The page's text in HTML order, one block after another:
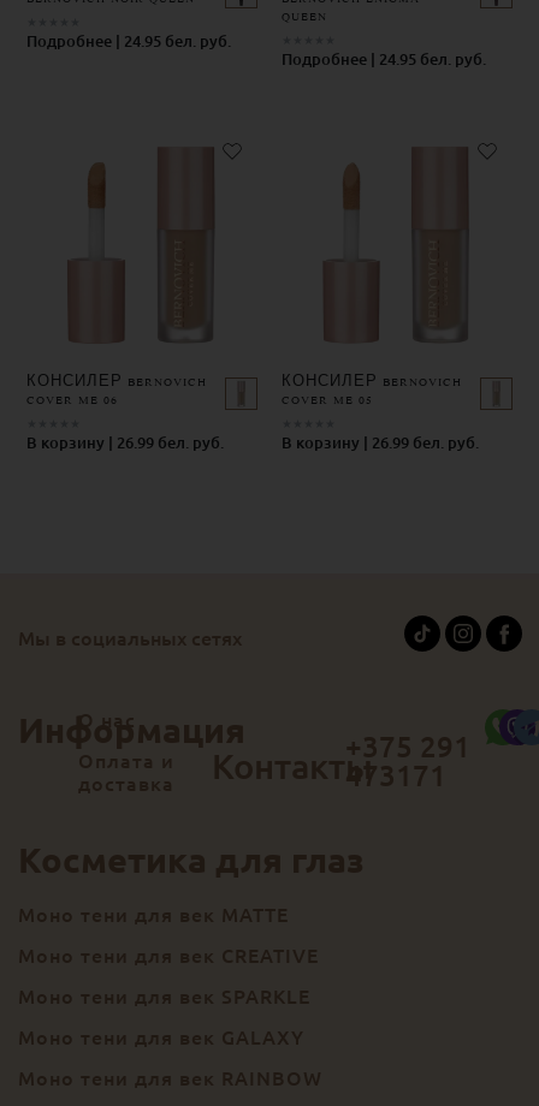
Подробнее | 24.95 бел. руб.
QUEEN
Подробнее | 24.95 бел. руб.
КОНСИЛЕР BERNOVICH
COVER ME 06
В корзину | 26.99 бел. руб.
КОНСИЛЕР BERNOVICH
COVER ME 05
В корзину | 26.99 бел. руб.
Мы в социальных сетях
Информация
О нас
Оплата и
доставка
Контакты+375 291
473171
Косметика для глаз
Моно тени для век MATTE
Моно тени для век CREATIVE
Моно тени для век SPARKLE
Моно тени для век GALAXY
Моно тени для век RAINBOW